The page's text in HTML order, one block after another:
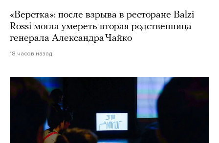
«Верстка»: после взрыва в ресторане Balzi
Rossi могла умереть вторая родственница
генерала Александра Чайко
18 часов назад